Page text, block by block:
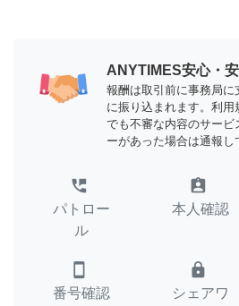
ANYTIMES安心・
報酬は取引前に事務局
に振り込まれます。利
でも不審な内容のサー
ーがあった場合は通報し
perm_phone_msg
パトロー
ル
assignment_ind
本人確認
smartphone
番号確認
lock
シェアワ